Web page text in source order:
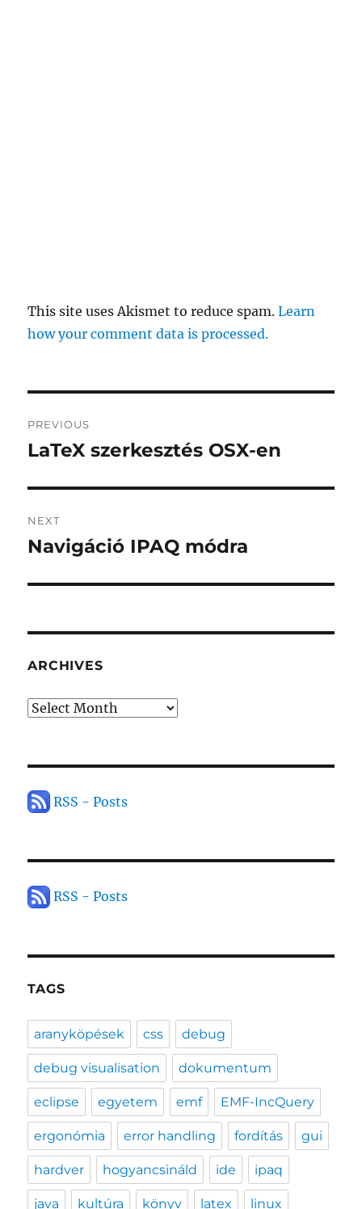
This site uses Akismet to reduce spam.Learn
how your comment data is processed.
navigation
PREVIOUS
Previous
LaTeX szerkesztés OSX-en
NEXT
Next
Navigáció IPAQ módra
ARCHIVES
Archives
RSS - Posts
RSS - Posts
TAGS
aranyköpések css debug
debug visualisation dokumentum
eclipse egyetem emf EMF-IncQuery
ergonómia error handling fordítás gui
hardver hogyancsináld ide ipaq
java kultúra könyv latex linux